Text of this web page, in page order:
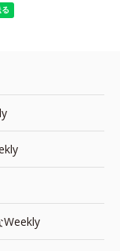
Weekly